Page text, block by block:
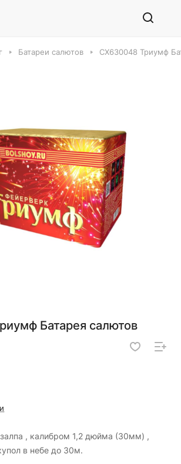
Батареи салютов СХ630048 Триумф
Батарея салютов
, калибром 1,2 дюйма (30мм) ,
в небе до 30м.